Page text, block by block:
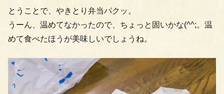
とうことで、やきとり弁当パクッ。
うーん、温めてなかったので、ちょっと固いかな(^^;。温
めて食べたほうが美味しいでしょうね。